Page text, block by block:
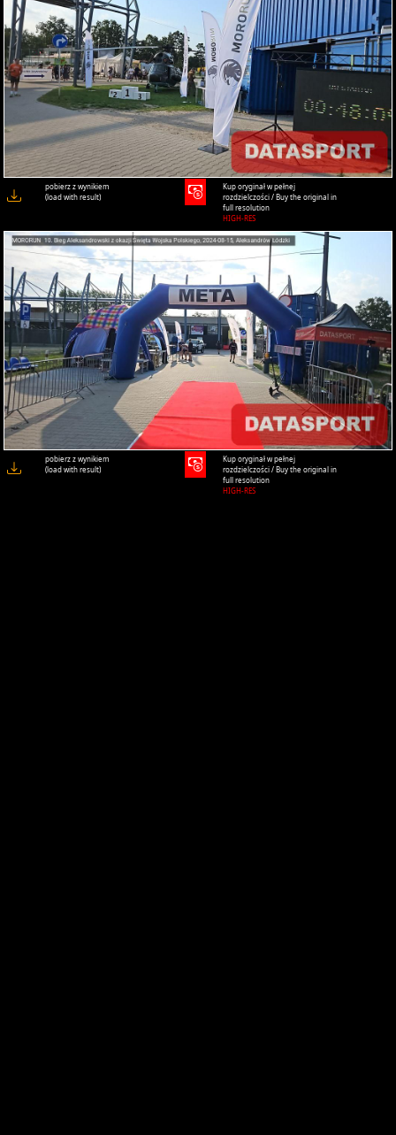
pobierz z wynikiem
(load with result)
Kup oryginał w pełnej
rozdzielczości / Buy the original in
full resolution
HIGH-RES
pobierz z wynikiem
(load with result)
Kup oryginał w pełnej
rozdzielczości / Buy the original in
full resolution
HIGH-RES